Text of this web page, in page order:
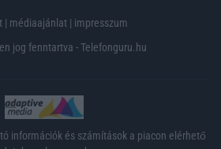
| médiaajánlat | impresszum
jog fenntartva - Telefonguru.hu
információk és számítások a piacon elérhető